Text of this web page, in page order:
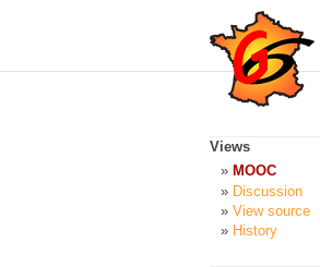
Views
MOOC
Discussion
View source
History